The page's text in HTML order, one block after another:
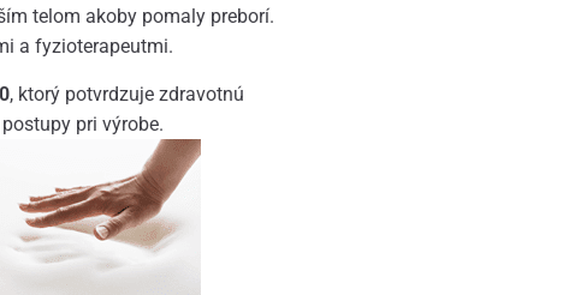
telom akoby pomaly preborí.
a fyzioterapeutmi.
, ktorý potvrdzuje zdravotnú
pri výrobe.